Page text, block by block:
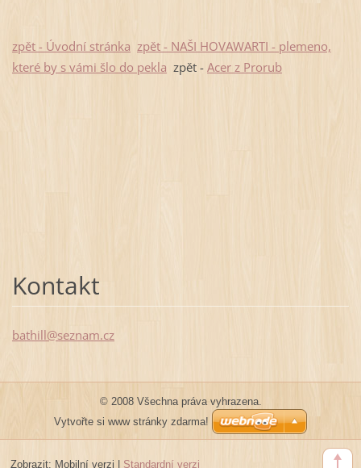
zpět - Úvodní stránka zpět - NAŠI HOVAWARTI - plemeno,
které by s vámi šlo do pekla zpět - Acer z Prorub
Kontakt
bathill@seznam.cz
© 2008 Všechna práva vyhrazena.
Vytvořte si www stránky zdarma!
Zobrazit: Mobilní verzi | Standardní verzi